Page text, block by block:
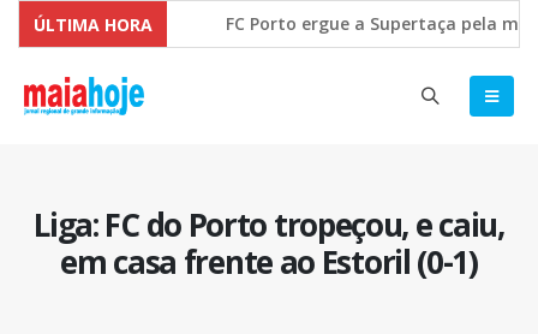
ÚLTIMA HORA FC Porto ergue a Supertaça pela
Comissão Europeia quer ouvir as
Liga: FC do Porto tropeçou, e caiu,
em casa frente ao Estoril (0-1)